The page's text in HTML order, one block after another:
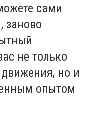
сами
заново
не только
но и
опытом